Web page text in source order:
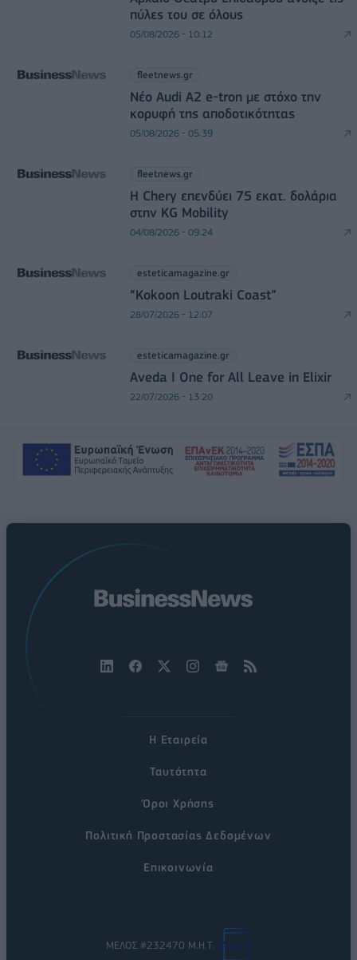
πύλες του σε όλους
05/08/2026 - 10:12
fleetnews.gr
Νέο Audi A2 e-tron με στόχο την
κορυφή της αποδοτικότητας
05/08/2026 - 05:39
fleetnews.gr
Η Chery επενδύει 75 εκατ. δολάρια
στην KG Mobility
04/08/2026 - 09:24
esteticamagazine.gr
“Kokoon Loutraki Coast”
28/07/2026 - 12:07
esteticamagazine.gr
Aveda I One for All Leave in Elixir
22/07/2026 - 13:20
Η Εταιρεία
Ταυτότητα
Όροι Χρήσης
Πολιτική Προστασίας Δεδομένων
Επικοινωνία
ΜΕΛΟΣ #232470 Μ.Η.Τ.